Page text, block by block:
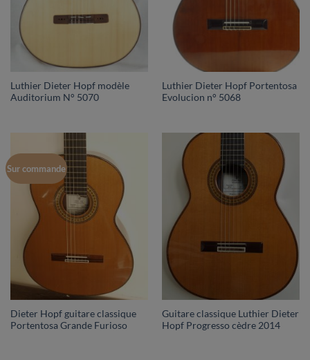
Luthier Dieter Hopf modèle
Auditorium N° 5070
Luthier Dieter Hopf Portentosa
Evolucion n° 5068
Sur commande
Dieter Hopf guitare classique
Portentosa Grande Furioso
Guitare classique Luthier Dieter
Hopf Progresso cèdre 2014